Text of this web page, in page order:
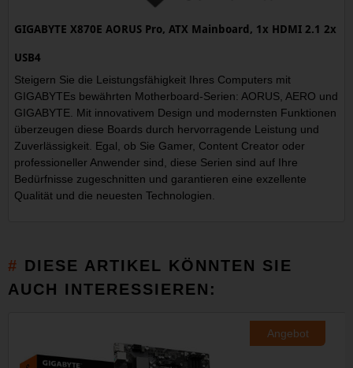
GIGABYTE X870E AORUS Pro, ATX Mainboard, 1x HDMI 2.1 2x
USB4
Steigern Sie die Leistungsfähigkeit Ihres Computers mit
GIGABYTEs bewährten Motherboard-Serien: AORUS, AERO und
GIGABYTE. Mit innovativem Design und modernsten Funktionen
überzeugen diese Boards durch hervorragende Leistung und
Zuverlässigkeit. Egal, ob Sie Gamer, Content Creator oder
professioneller Anwender sind, diese Serien sind auf Ihre
Bedürfnisse zugeschnitten und garantieren eine exzellente
Qualität und die neuesten Technologien.
DIESE ARTIKEL KÖNNTEN SIE
AUCH INTERESSIEREN:
Angebot